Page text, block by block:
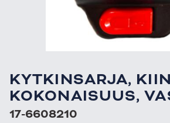
KYTKINSARJA,
KOKONAISUUS,
17-6608210